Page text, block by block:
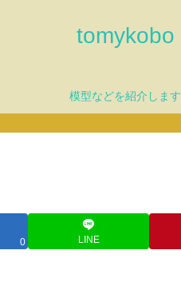
tomykobo
模型などを紹介します
0 LINE